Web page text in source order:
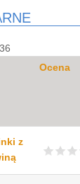
Ocena
z